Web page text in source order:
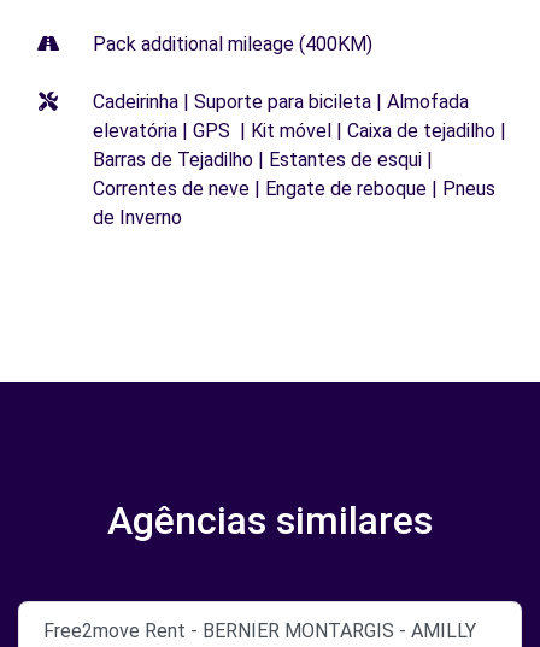
Pack additional mileage (400KM)
Cadeirinha | Suporte para bicileta | Almofada
elevatória | GPS | Kit móvel | Caixa de tejadilho |
Barras de Tejadilho | Estantes de esqui |
Correntes de neve | Engate de reboque | Pneus
de Inverno
Agências similares
Free2move Rent - BERNIER MONTARGIS - AMILLY